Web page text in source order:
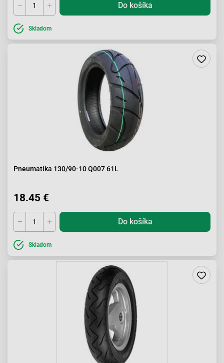
Do košíka
Skladom
Pneumatika 130/90-10 Q007 61L
18.45 €
Do košíka
Skladom